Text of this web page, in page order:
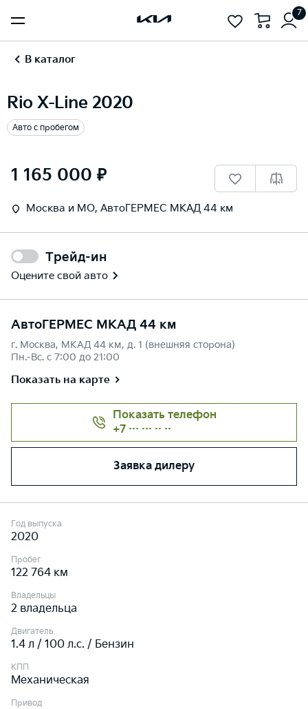
7
В каталог
Rio X-Line 2020
Авто с пробегом
1 165 000 ₽
Москва и МО, АвтоГЕРМЕС МКАД 44 км
Трейд-ин
Оцените свой авто
АвтоГЕРМЕС МКАД 44 км
г. Москва, МКАД 44 км, д. 1 (внешняя сторона)
Пн.-Вс. с 7:00 до 21:00
Показать на карте
Показать телефон
+7 ··· ··· ·· ··
Заявка дилеру
Год выпуска
2020
Пробег
122 764 км
Владельцы
2 владельца
Двигатель
1.4 л / 100 л.c. / Бензин
КПП
Механическая
Привод